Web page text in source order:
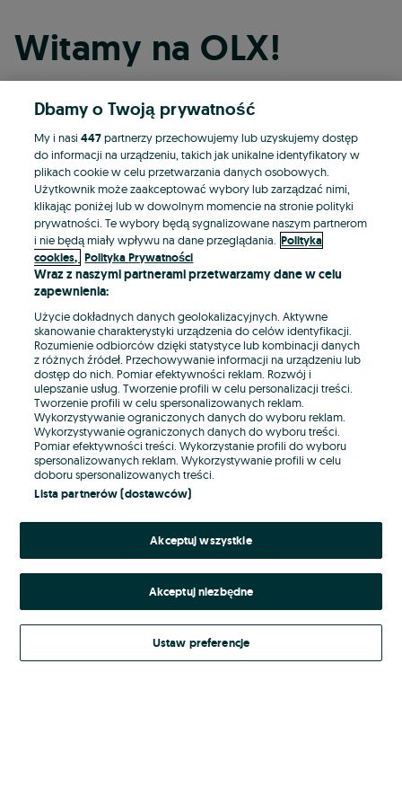
Witamy na OLX!
Kontynuuj przez Facebooka
Kontynuuj przez konto Apple
Kontynuuj przez konto Google
LUB
E-mail
Hasło
Nie pamiętasz hasła?
Zaloguj się
Kontynuując za pośrednictwem jednego z dostawców wskazanych powyżej,
Regulamin serwisuOLX.pl w jego aktualnym brzmieniu.
Dbamy o Twoją prywatność
My i nasi447partnerzy przechowujemy lub uzyskujemy dostęp
do informacji na urządzeniu, takich jak unikalne identyfikatory w
plikach cookie w celu przetwarzania danych osobowych.
Użytkownik może zaakceptować wybory lub zarządzać nimi,
klikając poniżej lub w dowolnym momencie na stronie polityki
prywatności. Te wybory będą sygnalizowane naszym partnerom
i nie będą miały wpływu na dane przeglądania. Polityka
cookies, Polityka Prywatności
Wraz z naszymi partnerami przetwarzamy dane w celu
zapewnienia:
Użycie dokładnych danych geolokalizacyjnych. Aktywne
skanowanie charakterystyki urządzenia do celów identyfikacji.
Rozumienie odbiorców dzięki statystyce lub kombinacji danych
z różnych źródeł. Przechowywanie informacji na urządzeniu lub
dostęp do nich. Pomiar efektywności reklam. Rozwój i
ulepszanie usług. Tworzenie profili w celu personalizacji treści.
Tworzenie profili w celu spersonalizowanych reklam.
Wykorzystywanie ograniczonych danych do wyboru reklam.
Wykorzystywanie ograniczonych danych do wyboru treści.
Pomiar efektywności treści. Wykorzystanie profili do wyboru
spersonalizowanych reklam. Wykorzystywanie profili w celu
doboru spersonalizowanych treści.
Lista partnerów (dostawców)
Akceptuj wszystkie
Akceptuj niezbędne
Ustaw preferencje